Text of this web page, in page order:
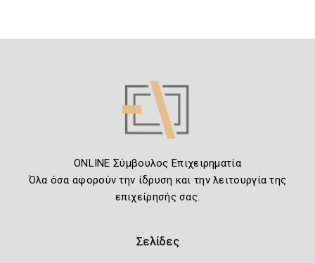
ONLINE Σύμβουλος Επιχειρηματία
Όλα όσα αφορούν την ίδρυση και την λειτουργία της
επιχείρησής σας.
Σελίδες